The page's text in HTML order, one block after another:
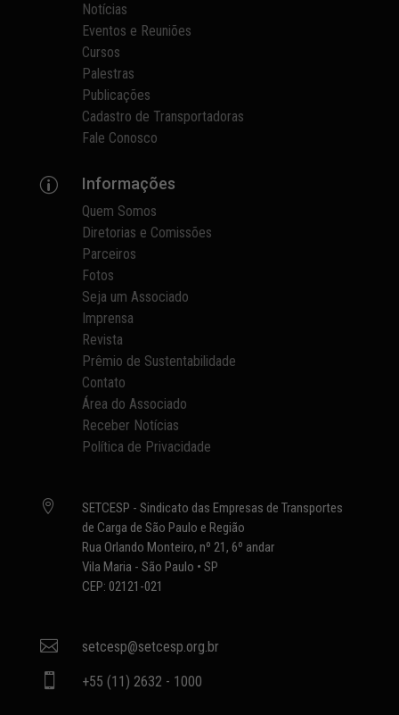
Notícias
Eventos e Reuniões
Cursos
Palestras
Publicações
Cadastro de Transportadoras
Fale Conosco
p Informações
Quem Somos
Diretorias e Comissões
Parceiros
Fotos
Seja um Associado
Imprensa
Revista
Prêmio de Sustentabilidade
Contato
Área do Associado
Receber Notícias
Política de Privacidade

SETCESP - Sindicato das Empresas de Transportes
de Carga de São Paulo e Região
Rua Orlando Monteiro, nº 21, 6º andar
Vila Maria - São Paulo • SP
CEP: 02121-021
 setcesp@setcesp.org.br
 +55 (11) 2632 - 1000